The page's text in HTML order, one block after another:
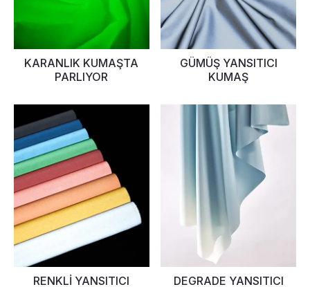
KARANLIK KUMAŞTA
PARLIYOR
GÜMÜŞ YANSITICI
KUMAŞ
RENKLI YANSITICI
DEGRADE YANSITICI